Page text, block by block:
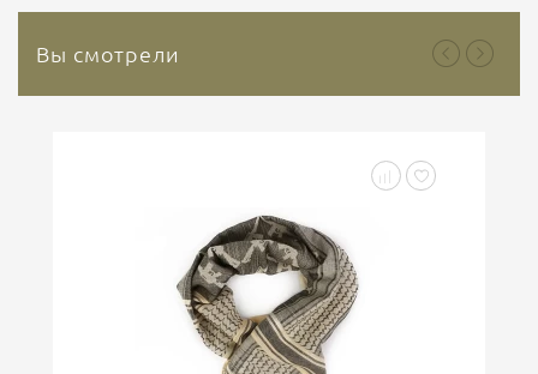
Вы смотрели